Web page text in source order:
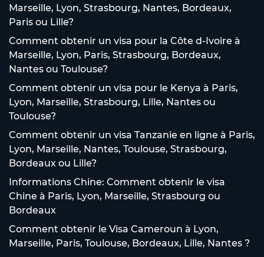
Marseille, Lyon, Strasbourg, Nantes, Bordeaux,
Paris ou Lille?
Comment obtenir un visa pour la Côte d-Ivoire à
Marseille, Lyon, Paris, Strasbourg, Bordeaux,
Nantes ou Toulouse?
Comment obtenir un visa pour le Kenya à Paris,
Lyon, Marseille, Strasbourg, Lille, Nantes ou
Toulouse?
Comment obtenir un visa Tanzanie en ligne à Paris,
Lyon, Marseille, Nantes, Toulouse, Strasbourg,
Bordeaux ou Lille?
Informations Chine: Comment obtenir le visa
Chine à Paris, Lyon, Marseille, Strasbourg ou
Bordeaux
Comment obtenir le Visa Cameroun à Lyon,
Marseille, Paris, Toulouse, Bordeaux, Lille, Nantes ?